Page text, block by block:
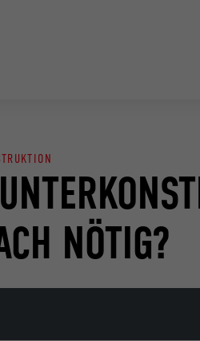
NÖTIG?